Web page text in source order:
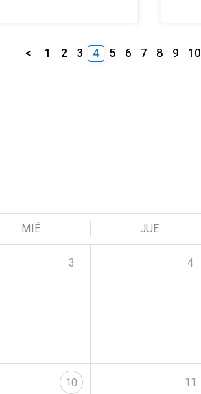
< 1 2 3 4 5 6 7 8 9 10
MIÉ JUE
3 4
10 11